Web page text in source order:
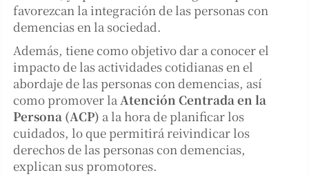
favorezcan la integración de las personas con
demencias en la sociedad.
Además, tiene como objetivo dar a conocer el
impacto de las actividades cotidianas en el
abordaje de las personas con demencias, así
como promover laAtención Centrada en la
Persona (ACP) a la hora de planificar los
cuidados, lo que permitirá reivindicar los
derechos de las personas con demencias,
explican sus promotores.